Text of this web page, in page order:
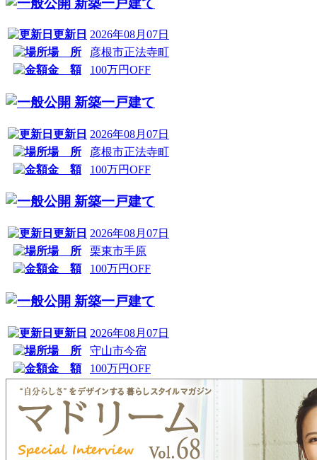
更新日 2026年08月07日
場 所
彦根市正法寺町
金 額
100万円OFF
新築一戸建て
更新日 2026年08月07日
場 所
彦根市正法寺町
金 額
100万円OFF
新築一戸建て
更新日 2026年08月07日
場 所
栗東市手原
金 額
100万円OFF
新築一戸建て
更新日 2026年08月07日
場 所
守山市今宿
金 額
100万円OFF